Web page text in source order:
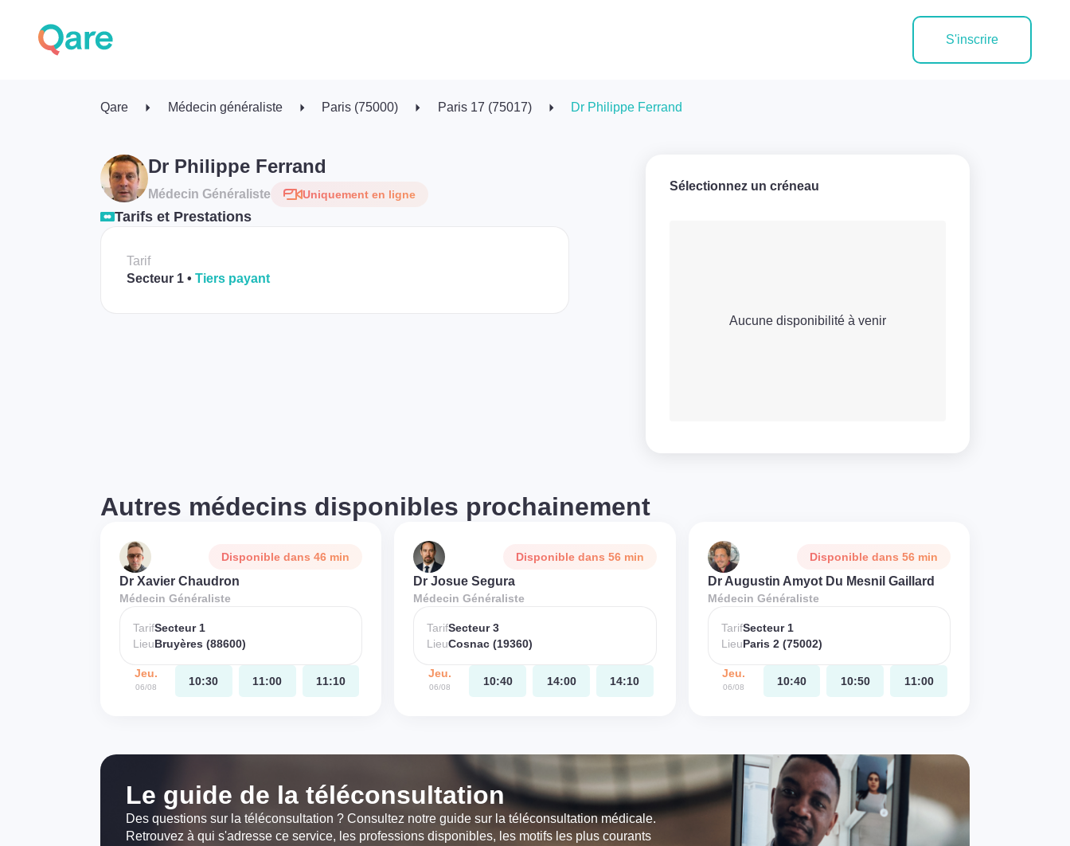
S'inscrire
Qare Médecin généraliste Paris (75000) Paris 17 (75017) Dr Philippe Ferrand
Dr Philippe Ferrand
Médecin Généraliste Uniquement en ligne
Tarifs et Prestations
Tarif
Secteur 1
Tiers payant
Sélectionnez un créneau
Aucune disponibilité à venir
Autres médecins disponibles prochainement
Disponible dans 46 min
Dr Xavier Chaudron
Médecin Généraliste
TarifSecteur 1
LieuBruyères (88600)
Jeu.
06/08 10:30 11:00 11:10
Disponible dans 56 min
Dr Josue Segura
Médecin Généraliste
TarifSecteur 3
LieuCosnac (19360)
Jeu.
06/08 10:40 14:00 14:10
Disponible dans 56 min
Dr Augustin Amyot Du Mesnil Gaillard
Médecin Généraliste
TarifSecteur 1
LieuParis 2 (75002)
Jeu.
06/08 10:40 10:50 11:00
Le guide de la téléconsultation
Des questions sur la téléconsultation ? Consultez notre guide sur la téléconsultation médicale.
Retrouvez à qui s'adresse ce service, les professions disponibles, les motifs les plus courants